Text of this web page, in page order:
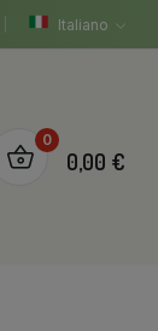
Italiano
0
0,00 €